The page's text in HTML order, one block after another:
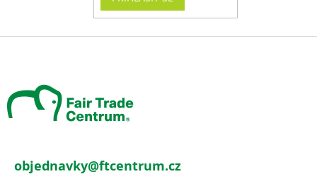
objednavky@ftcentrum.cz